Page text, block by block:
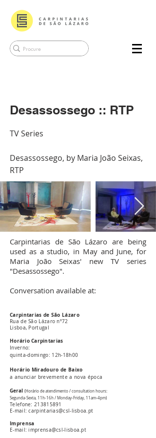
Desassossego :: RTP
TV Series
Desassossego, by Maria João Seixas,
RTP
Carpintarias de São Lázaro are being
used as a studio, in May and June, for
Maria João Seixas' new TV series
"Desassossego".
Conversation available at:
Carpintarias de São Lázaro
Rua de São Lázaro nº72
Lisboa, Portugal
Horário Carpintarias
Inverno:
quinta-domingo: 12h-18h00
Horário Miradouro de Baixo
a anunciar brevemente a nova época
Geral (Horário de atendimento / consultation hours:
Segunda-Sexta, 11h-16h / Monday-Friday, 11am-4pm)
Telefone: 213815891
E-mail: carpintarias@csl-lisboa.pt
Imprensa
E-mail: imprensa@csl-lisboa.pt